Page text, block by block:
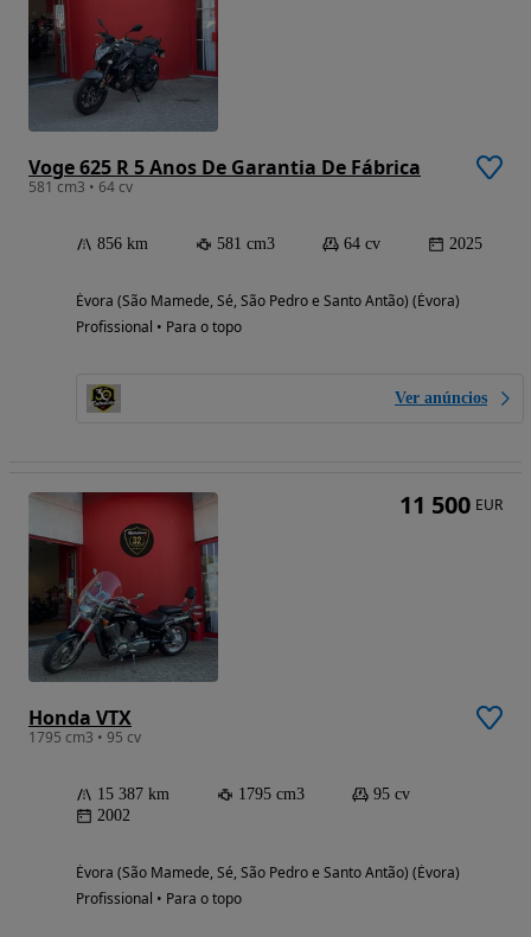
Voge 625 R 5 Anos De Garantia De Fábrica
581 cm3 • 64 cv
856 km 581 cm3 64 cv 2025
Évora (São Mamede, Sé, São Pedro e Santo Antão) (Évora)
Profissional • Para o topo
Ver anúncios
Honda VTX
1795 cm3 • 95 cv
15 387 km 1795 cm3
95 cv
2002
Évora (São Mamede, Sé, São Pedro e Santo Antão) (Évora)
Profissional • Para o topo
11 500 EUR